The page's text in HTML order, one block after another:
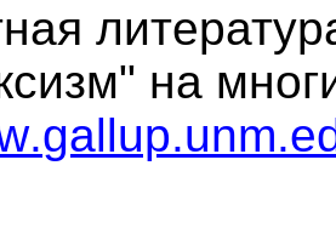
на
.gallup.unm.